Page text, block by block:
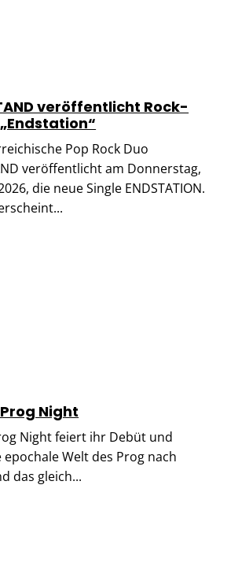
veröffentlicht Rock-
Pop Rock Duo
veröffentlicht am Donnerstag,
die neue Single ENDSTATION.
Night
Night feiert ihr Debüt und
Welt des Prog nach
das gleich...